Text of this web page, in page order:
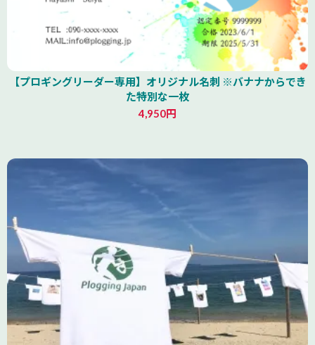
【プロギングリーダー専用】オリジナル名刺 ※バナナからでき
た特別な一枚
4,950円